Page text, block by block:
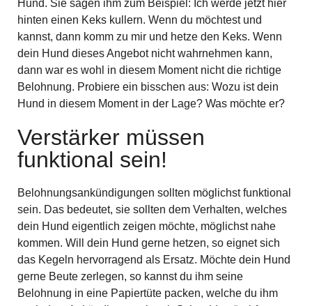
Hund. Sie sagen ihm zum Beispiel: Ich werde jetzt hier
hinten einen Keks kullern. Wenn du möchtest und
kannst, dann komm zu mir und hetze den Keks. Wenn
dein Hund dieses Angebot nicht wahrnehmen kann,
dann war es wohl in diesem Moment nicht die richtige
Belohnung. Probiere ein bisschen aus: Wozu ist dein
Hund in diesem Moment in der Lage? Was möchte er?
Verstärker müssen
funktional sein!
Belohnungsankündigungen sollten möglichst funktional
sein. Das bedeutet, sie sollten dem Verhalten, welches
dein Hund eigentlich zeigen möchte, möglichst nahe
kommen. Will dein Hund gerne hetzen, so eignet sich
das Kegeln hervorragend als Ersatz. Möchte dein Hund
gerne Beute zerlegen, so kannst du ihm seine
Belohnung in eine Papiertüte packen, welche du ihm